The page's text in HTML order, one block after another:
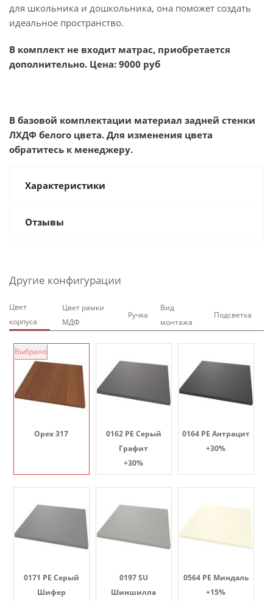
для школьника и дошкольника, она поможет создать
идеальное пространство.
В комплект не входит матрас, приобретается
дополнительно. Цена: 9000 руб
В базовой комплектации материал задней стенки
ЛХДФ белого цвета. Для изменения цвета
обратитесь к менеджеру.
Характеристики
Отзывы
Другие конфигурации
Цвет
корпуса
Цвет рамки
МДФ
Ручка
Вид
монтажа
Подсветка
Орех 317
Выбрано
0162 PE Серый
Графит
+30%
0164 PE Антрацит
+30%
0171 PE Серый
Шифер
0197 SU
Шиншилла
0564 PE Миндаль
+15%